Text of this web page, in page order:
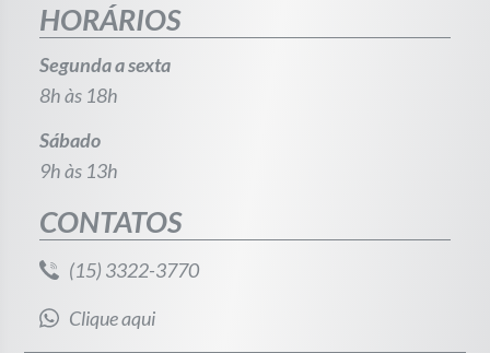
HORÁRIOS
Segunda a sexta
8h às 18h
Sábado
9h às 13h
CONTATOS
(15) 3322-3770
Clique aqui